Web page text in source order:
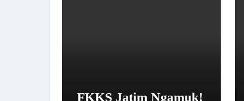
FKKS Jatim Ngamuk!